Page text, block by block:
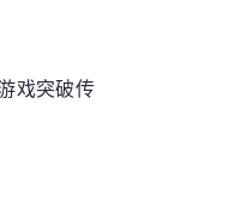
戏突破传